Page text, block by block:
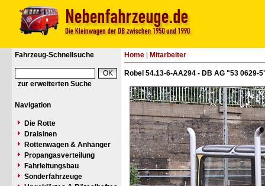
Fahrzeug-Schnellsuche
zur erweiterten Suche
Navigation
Die Rotte
Draisinen
Rottenwagen & Anhänger
Propangasverteilung
Fahrleitungsbau
Sonderfahrzeuge
Home Mitarbeiter
Robel 54.13-6-AA294 - DB AG "53 0629-